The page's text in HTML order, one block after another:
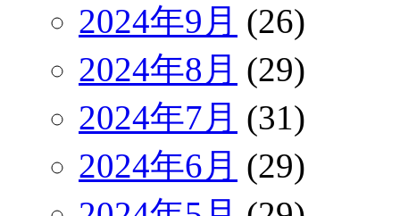
2024年9月 (26)
2024年8月 (29)
2024年7月 (31)
2024年6月 (29)